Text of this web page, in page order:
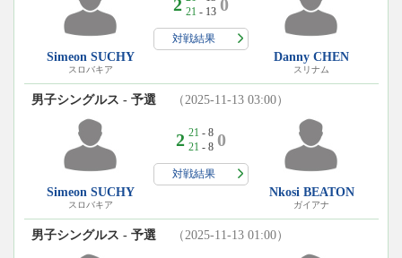
Simeon SUCHY
スロバキア
2 21 - 13 0
対戦結果
Danny CHEN
スリナム
男子シングルス - 予選 （2025-11-13 03:00）
Simeon SUCHY
スロバキア
2 21 - 8
21 - 8 0
対戦結果
Nkosi BEATON
ガイアナ
男子シングルス - 予選 （2025-11-13 01:00）